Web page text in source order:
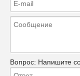
Вопрос: Напишите